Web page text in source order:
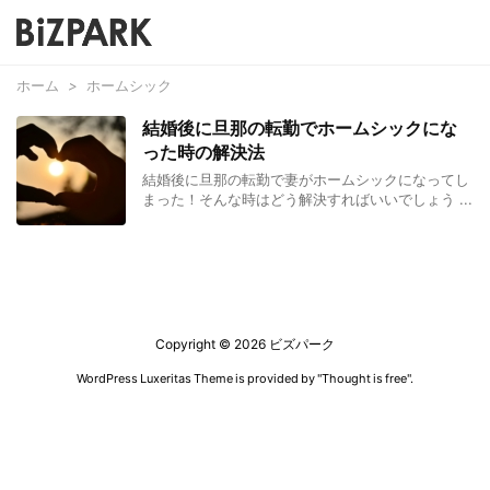
ホーム > ホームシック
結婚後に旦那の転勤でホームシックにな
った時の解決法
結婚後に旦那の転勤で妻がホームシックになってし
まった！そんな時はどう解決すればいいでしょう ...
Copyright © 2026 ビズパーク
WordPress Luxeritas Theme is provided by "Thought is free".